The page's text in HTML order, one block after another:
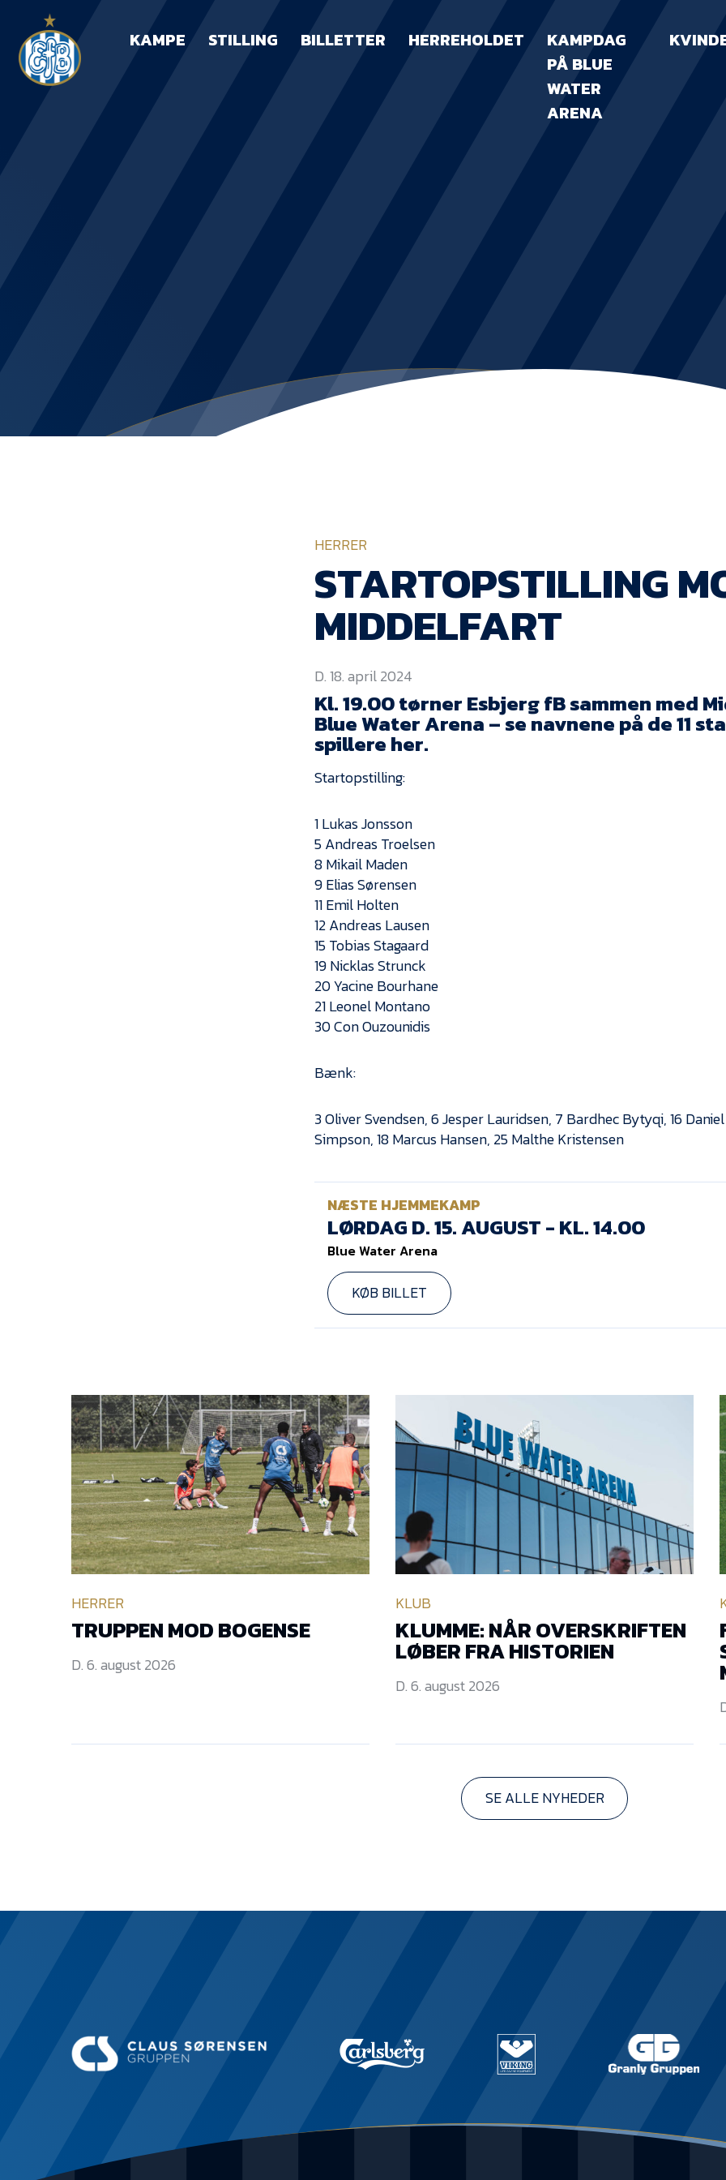
KAMPE STILLING BILLETTER HERREHOLDET
KAMPDAG
PÅ BLUE
WATER
ARENA
HERRER
STARTOPSTILLING
MIDDELFART
D. 18. april 2024
Kl. 19.00 tørner Esbjerg fB sammen med
Blue Water Arena – se navnene på de 11
spillere her.
Startopstilling:
1 Lukas Jonsson
5 Andreas Troelsen
8 Mikail Maden
9 Elias Sørensen
11 Emil Holten
12 Andreas Lausen
15 Tobias Stagaard
19 Nicklas Strunck
20 Yacine Bourhane
21 Leonel Montano
30 Con Ouzounidis
Bænk:
3 Oliver Svendsen, 6 Jesper Lauridsen, 7 Bardhec Bytyqi, 16
Simpson, 18 Marcus Hansen, 25 Malthe Kristensen
NÆSTE HJEMMEKAMP
LØRDAG D. 15. AUGUST - KL. 14.00
Blue Water Arena
KØB BILLET
HERRER
TRUPPEN MOD BOGENSE
D. 6. august 2026
KLUB
KLUMME: NÅR OVERSKRIFTEN
LØBER FRA HISTORIEN
D. 6. august 2026
SE ALLE NYHEDER